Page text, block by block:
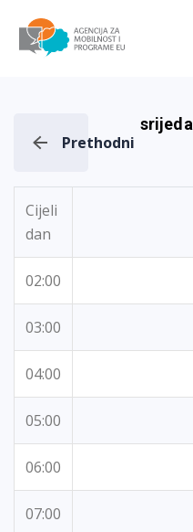
Prethodni
Cijeli
dan
02:00
03:00
04:00
05:00
06:00
07:00